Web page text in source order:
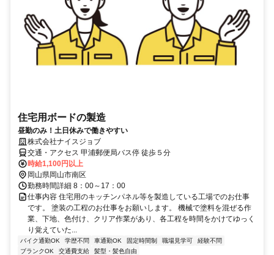
住宅用ボードの製造
昼勤のみ！土日休みで働きやすい
株式会社ナイスジョブ
交通・アクセス 甲浦郵便局バス停 徒歩５分
時給1,100円以上
岡山県岡山市南区
勤務時間詳細 8：00～17：00
仕事内容 住宅用のキッチンパネル等を製造している工場でのお仕事
です。 塗装の工程のお仕事をお願いします。 機械で塗料を混ぜる作
業、下地、色付け、クリア作業があり、各工程を時間をかけてゆっく
り覚えていた...
バイク通勤OK 学歴不問 車通勤OK 固定時間制 職場見学可
経験不問
ブランクOK
交通費支給 髪型・髪色自由